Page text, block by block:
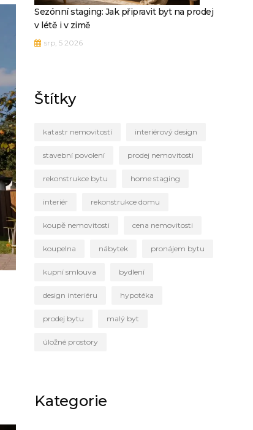
Sezónní staging: Jak připravit byt na prodej
v létě i v zimě
srp, 5 2026
Štítky
katastr nemovitostí interiérový design
stavební povolení prodej nemovitosti
rekonstrukce bytu home staging
interiér rekonstrukce domu
koupě nemovitosti cena nemovitosti
koupelna nábytek pronájem bytu
kupní smlouva bydlení
design interiéru hypotéka
prodej bytu malý byt
úložné prostory
Kategorie